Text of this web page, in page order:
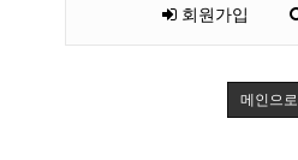
회원가입
메인으로